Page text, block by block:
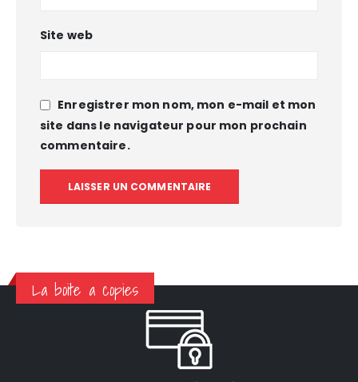
Site web
Enregistrer mon nom, mon e-mail et mon
site dans le navigateur pour mon prochain
commentaire.
La boite a copies